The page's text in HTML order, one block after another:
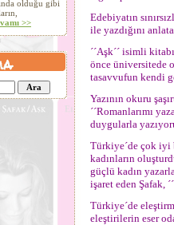
olduğu gibi
>>
Edebiyatın
ile yazdığını
´´Aşk´´ isimli
önce üniversitede
tasavvufun kendi
Yazının okuru
´´Romanlarımı
duygularla
Türkiye´de çok
kadınların
güçlü kadın
işaret eden Şafak,
Türkiye´de
eleştirilerin eser